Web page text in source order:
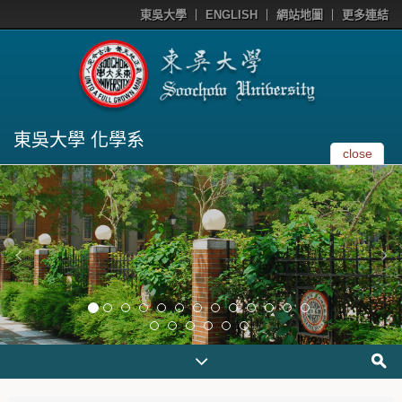
東吳大學 ENGLISH 網站地圖 更多連結
東吳大學 化學系
close